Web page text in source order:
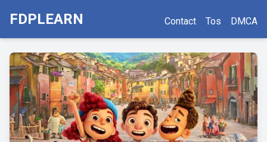
FDPLEARN Contact Tos DMCA